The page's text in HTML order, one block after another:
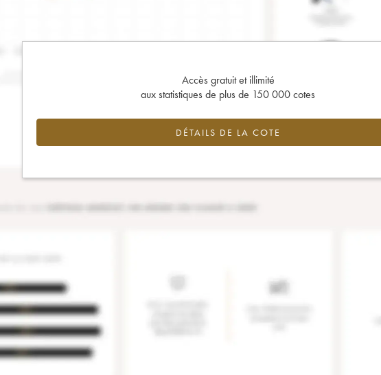
Accès gratuit et illimité
aux statistiques de plus de 150 000 cotes
DÉTAILS DE LA COTE